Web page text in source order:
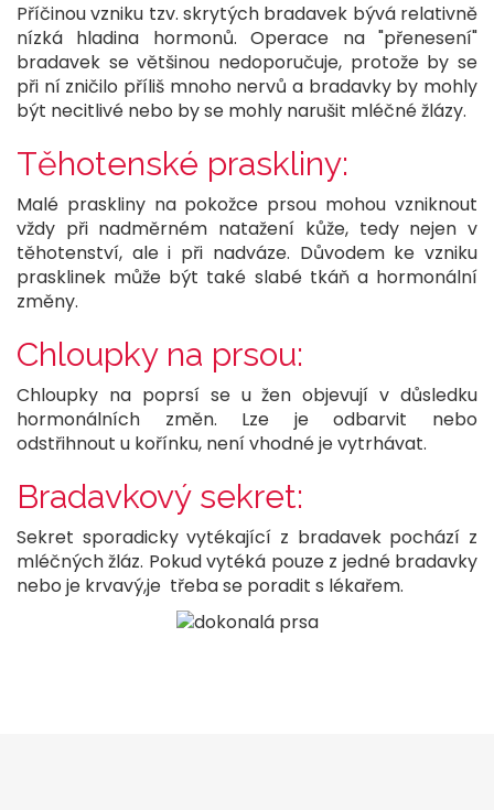
Příčinou vzniku tzv. skrytých bradavek bývá relativně
nízká hladina hormonů. Operace na "přenesení"
bradavek se většinou nedoporučuje, protože by se
při ní zničilo příliš mnoho nervů a bradavky by mohly
být necitlivé nebo by se mohly narušit mléčné žlázy.
Těhotenské praskliny:
Malé praskliny na pokožce prsou mohou vzniknout
vždy při nadměrném natažení kůže, tedy nejen v
těhotenství, ale i při nadváze. Důvodem ke vzniku
prasklinek může být také slabé tkáň a hormonální
změny.
Chloupky na prsou:
Chloupky na poprsí se u žen objevují v důsledku
hormonálních změn. Lze je odbarvit nebo
odstřihnout u kořínku, není vhodné je vytrhávat.
Bradavkový sekret:
Sekret sporadicky vytékající z bradavek pochází z
mléčných žláz. Pokud vytéká pouze z jedné bradavky
nebo je krvavý,je třeba se poradit s lékařem.